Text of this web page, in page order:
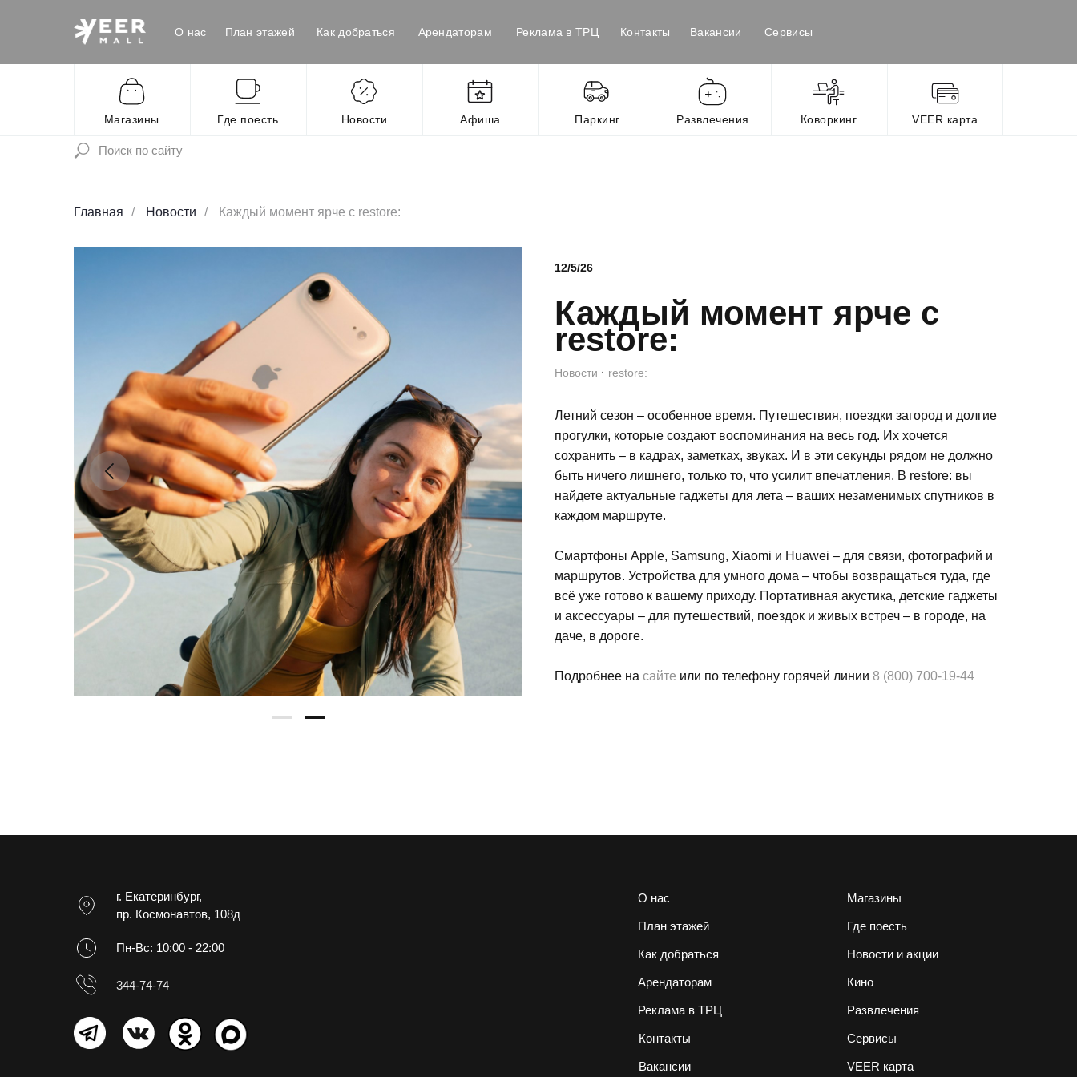
Магазины Где поесть Новости Паркинг Развлечения
О нас План этажей
VEER карта
Как добраться Арендаторам Контакты
Реклама в ТРЦ
Афиша Коворкинг
Сервисы
Вакансии
Главная / Новости / Каждый момент ярче с restore:
12/5/26
Каждый момент ярче с
restore:
Новости · restore:
Летний сезон – особенное время. Путешествия, поездки загород и долгие
прогулки, которые создают воспоминания на весь год. Их хочется
сохранить – в кадрах, заметках, звуках. И в эти секунды рядом не должно
быть ничего лишнего, только то, что усилит впечатления. В restore: вы
найдете актуальные гаджеты для лета – ваших незаменимых спутников в
каждом маршруте.
Смартфоны Apple, Samsung, Xiaomi и Huawei – для связи, фотографий и
маршрутов. Устройства для умного дома – чтобы возвращаться туда, где
всё уже готово к вашему приходу. Портативная акустика, детские гаджеты
и аксессуары – для путешествий, поездок и живых встреч – в городе, на
даче, в дороге.
Подробнее на сайте или по телефону горячей линии 8 (800) 700-19-44
г. Екатеринбург,
пр. Космонавтов, 108д
Пн-Вс: 10:00 - 22:00
344-74-74
Магазины
Где поесть
Новости и акции
Кино
Развлечения
Сервисы
О нас
План этажей
Как добраться
Реклама в ТРЦ
Арендаторам
Контакты
Вакансии VEER карта